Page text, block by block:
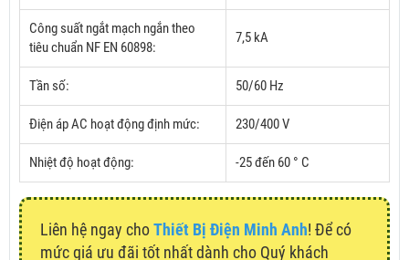
Công suất ngắt mạch ngắn theo
tiêu chuẩn NF EN 60898:
7,5 kA
Tần số: 50/60 Hz
Điện áp AC hoạt động định mức: 230/400 V
Nhiệt độ hoạt động: -25 đến 60 ° C
Liên hệ ngay choThiết Bị Điện Minh Anh! Để có
mức giá ưu đãi tốt nhất dành cho Quý khách